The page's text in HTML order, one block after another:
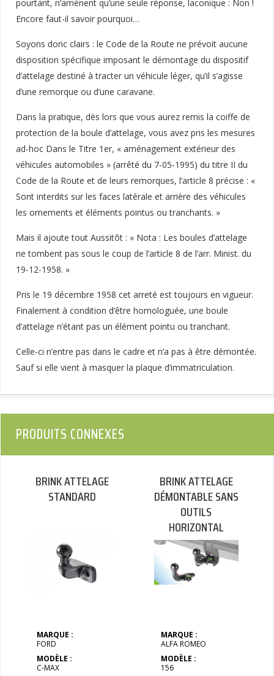
pourtant, n’amènent qu’une seule réponse, laconique : Non !
Encore faut-il savoir pourquoi…
Soyons donc clairs : le Code de la Route ne prévoit aucune
disposition spécifique imposant le démontage du dispositif
d’attelage destiné à tracter un véhicule léger, qu’il s’agisse
d’une remorque ou d’une caravane.
Dans la pratique, dès lors que vous aurez remis la coiffe de
protection de la boule d’attelage, vous avez pris les mesures
ad-hoc Dans le Titre 1er, « aménagement extérieur des
véhicules automobiles » (arrêté du 7-05-1995) du titre II du
Code de la Route et de leurs remorques, l’article 8 précise : «
Sont interdits sur les faces latérale et arrière des véhicules
les ornements et éléments pointus ou tranchants. »
Mais il ajoute tout Aussitôt : « Nota : Les boules d’attelage
ne tombent pas sous le coup de l’article 8 de l’arr. Minist. du
19-12-1958. »
Pris le 19 décembre 1958 cet arreté est toujours en vigueur.
Finalement à condition d’être homologuée, une boule
d’attelage n’étant pas un élément pointu ou tranchant.
Celle-ci n’entre pas dans le cadre et n’a pas à être démontée.
Sauf si elle vient à masquer la plaque d’immatriculation.
PRODUITS CONNEXES
BRINK ATTELAGE
STANDARD
MARQUE :
FORD
MODÈLE :
C-MAX
BRINK ATTELAGE
DÉMONTABLE SANS
OUTILS
HORIZONTAL
MARQUE :
ALFA ROMEO
MODÈLE :
156